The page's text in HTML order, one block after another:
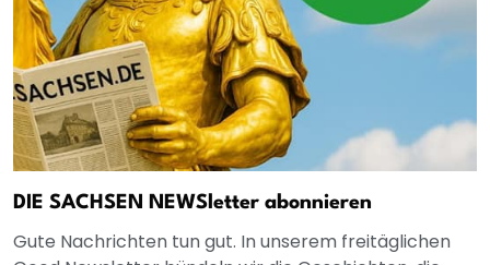
DIE SACHSEN NEWSletter abonnieren
Gute Nachrichten tun gut. In unserem freitäglichen